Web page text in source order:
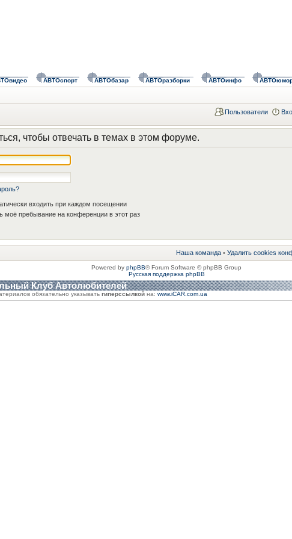
АВТОспорт АВТОбазар АВТОразборки АВТОинфо
Пользователи
чтобы отвечать в темах в этом форуме.
входить при каждом посещении
моё пребывание на конференции в этот раз
Наша команда • Удалить cookies
Powered by phpBB® Forum Software © phpBB Group
Русская поддержка phpBB
Клуб Автолюбителей
обязательно указывать гиперссылкой на: www.iCAR.com.ua